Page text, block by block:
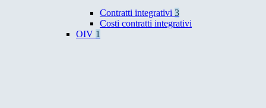
Contratti integrativi 3
Costi contratti integrativi
OIV 1